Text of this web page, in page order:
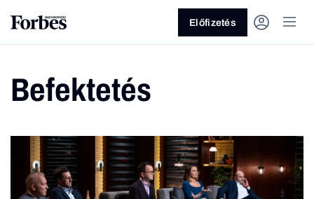
Vagy fedezze fel a következő
Előfizetés
Befektetés